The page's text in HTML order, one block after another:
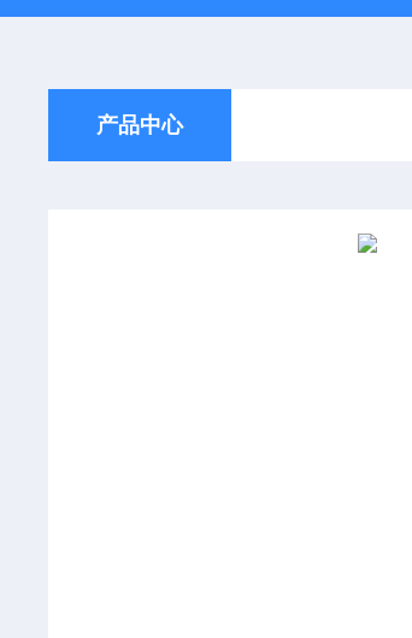
产品中心